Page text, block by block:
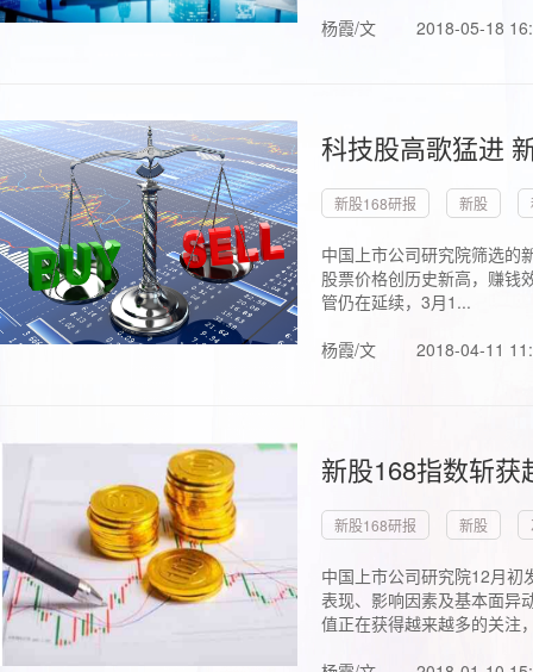
杨霞/文 2018-05-18
科技股高歌猛进
新股168研报 新股
中国上市公司研究院筛选的
股票价格创历史新高，赚钱
管仍在延续，3月1...
杨霞/文
2018-04-11
新股168指数斩
新股168研报 新股
中国上市公司研究院12月初
表现、影响因素及基本面异
值正在获得越来越多的关注